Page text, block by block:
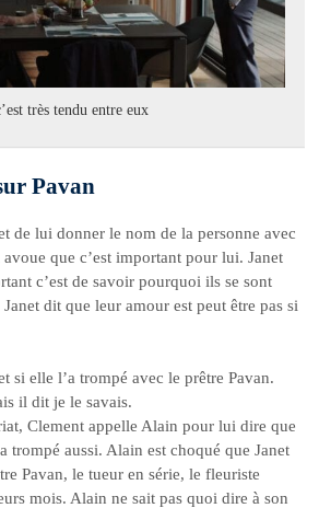
très tendu entre eux
Pavan
de lui donner le nom de la personne avec
que c’est important pour lui. Janet
c’est de savoir pourquoi ils se sont
dit que leur amour est peut être pas si
si elle l’a trompé avec le prêtre Pavan.
il dit je le savais.
Clement appelle Alain pour lui dire que
trompé aussi. Alain est choqué que Janet
Pavan, le tueur en série, le fleuriste
mois. Alain ne sait pas quoi dire à son